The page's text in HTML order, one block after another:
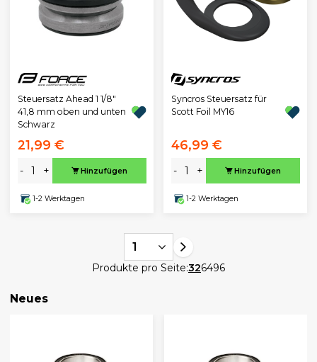
Steuersatz Ahead 1 1/8"
41,8 mm oben und unten
Schwarz
21,99 €
- + Hinzufügen
1-2 Werktagen
Syncros Steuersatz für
Scott Foil MY16
46,99 €
- + Hinzufügen
1-2 Werktagen
1
Produkte pro Seite:326496
Neues